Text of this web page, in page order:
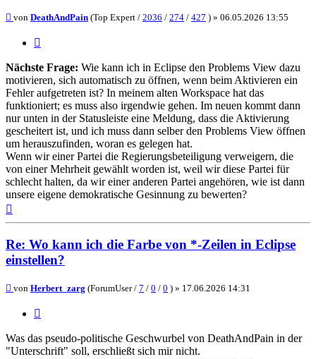
Beitrag
von DeathAndPain (Top Expert / 2036 / 274 / 427 ) » 06.05.2026 13:55
Nächste Frage: Wie kann ich in Eclipse den Problems View dazu
motivieren, sich automatisch zu öffnen, wenn beim Aktivieren ein
Fehler aufgetreten ist? In meinem alten Workspace hat das
funktioniert; es muss also irgendwie gehen. Im neuen kommt dann
nur unten in der Statusleiste eine Meldung, dass die Aktivierung
gescheitert ist, und ich muss dann selber den Problems View öffnen
um herauszufinden, woran es gelegen hat.
Wenn wir einer Partei die Regierungsbeteiligung verweigern, die
von einer Mehrheit gewählt worden ist, weil wir diese Partei für
schlecht halten, da wir einer anderen Partei angehören, wie ist dann
unsere eigene demokratische Gesinnung zu bewerten?
Re: Wo kann ich die Farbe von *-Zeilen in Eclipse
einstellen?
Beitrag
von Herbert_zarg (ForumUser / 7 / 0 / 0 ) » 17.06.2026 14:31
Was das pseudo-politische Geschwurbel von DeathAndPain in der
"Unterschrift" soll, erschließt sich mir nicht.